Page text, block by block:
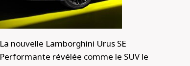
La nouvelle Lamborghini Urus SE
Performante révélée comme le SUV le